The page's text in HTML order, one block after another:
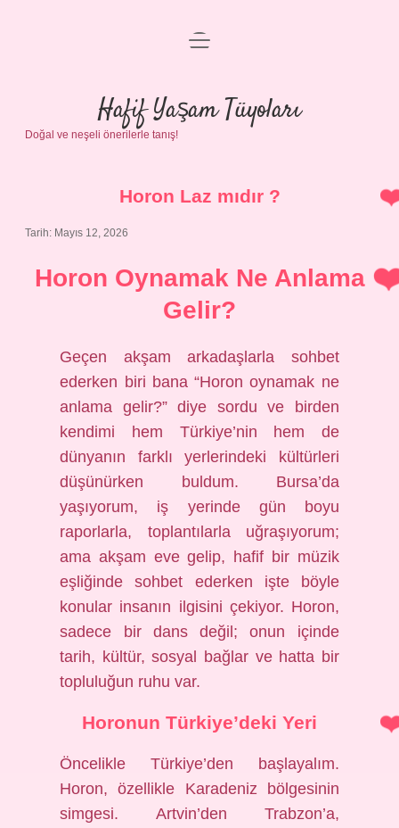
Anasayfa
Gizlilik Politikası
Yasal Uyarı
menüyü
Hafif Yaşam Tüyoları
Doğal ve neşeli önerilerle tanış!
Horon Laz mıdır ?
Tarih: Mayıs 12, 2026
Horon Oynamak Ne Anlama
Gelir?
Geçen akşam arkadaşlarla sohbet
ederken biri bana “Horon oynamak ne
anlama gelir?” diye sordu ve birden
kendimi hem Türkiye’nin hem de
dünyanın farklı yerlerindeki kültürleri
düşünürken buldum. Bursa’da
yaşıyorum, iş yerinde gün boyu
raporlarla, toplantılarla uğraşıyorum;
ama akşam eve gelip, hafif bir müzik
eşliğinde sohbet ederken işte böyle
konular insanın ilgisini çekiyor. Horon,
sadece bir dans değil; onun içinde
tarih, kültür, sosyal bağlar ve hatta bir
topluluğun ruhu var.
Horonun Türkiye’deki Yeri
Öncelikle Türkiye’den başlayalım.
Horon, özellikle Karadeniz bölgesinin
simgesi. Artvin’den Trabzon’a,